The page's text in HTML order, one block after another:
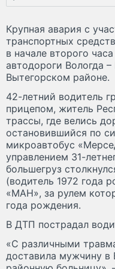
Крупная авария с
транспортных
в начале второго
автодороги Вологда
Вытегорском районе.
42-летний водитель
прицепом, житель
трассы, где велись
остановившийся по
микроавтобус
управлением 31-
большегруз
(водитель 1972 года
«МАН», за рулем
года рождения.
В ДТП пострадал
«С различными
доставила мужчину в